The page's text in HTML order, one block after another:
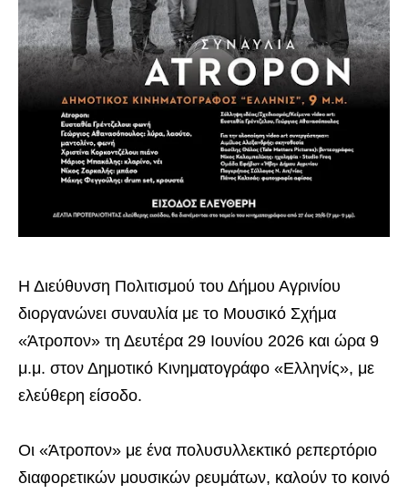
Η Διεύθυνση Πολιτισμού του Δήμου Αγρινίου
διοργανώνει συναυλία με το Μουσικό Σχήμα
«Άτροπον» τη Δευτέρα 29 Ιουνίου 2026 και ώρα 9
μ.μ. στον Δημοτικό Κινηματογράφο «Ελληνίς», με
ελεύθερη είσοδο.
Οι «Άτροπον» με ένα πολυσυλλεκτικό ρεπερτόριο
διαφορετικών μουσικών ρευμάτων, καλούν το κοινό